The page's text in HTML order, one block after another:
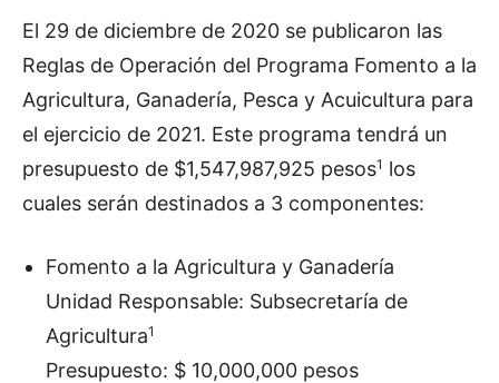
El 29 de diciembre de 2020 se publicaron las
Reglas de Operación del Programa Fomento a la
Agricultura, Ganadería, Pesca y Acuicultura para
el ejercicio de 2021. Este programa tendrá un
presupuesto de $1,547,987,925 pesos1 los
cuales serán destinados a 3 componentes:
Fomento a la Agricultura y Ganadería
Unidad Responsable: Subsecretaría de
Agricultura1
Presupuesto: $ 10,000,000 pesos